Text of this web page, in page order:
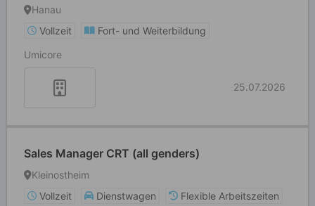
Hanau
Vollzeit
Fort- und Weiterbildung
Umicore
25.07.2026
Sales Manager CRT (all genders)
Kleinostheim
Vollzeit
Dienstwagen
Flexible Arbeitszeiten